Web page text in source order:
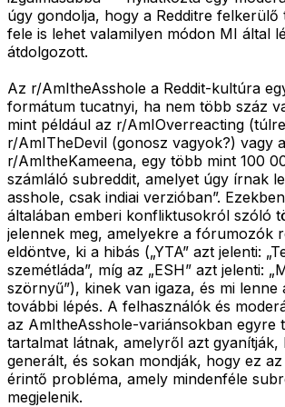
úgy gondolja, hogy a Redditre felkerülő
fele is lehet valamilyen módon MI által
átdolgozott.
Az r/AmItheAsshole a Reddit-kultúra
formátum tucatnyi, ha nem több száz
mint például az r/AmIOverreacting
r/AmITheDevil (gonosz vagyok?) vagy
r/AmItheKameena, egy több mint 100
számláló subreddit, amelyet úgy írnak
asshole, csak indiai verzióban”.
általában emberi konfliktusokról szóló
jelennek meg, amelyekre a fórumozók
eldöntve, ki a hibás („YTA” azt jelenti:
szemétláda”, míg az „ESH” azt jelenti:
szörnyű”), kinek van igaza, és mi lenne
további lépés. A felhasználók és
az AmItheAsshole-variánsokban egyre
tartalmat látnak, amelyről azt gyanítják,
generált, és sokan mondják, hogy ez
érintő probléma, amely mindenféle
megjelenik.